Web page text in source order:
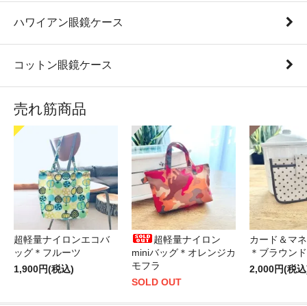
ハワイアン眼鏡ケース
コットン眼鏡ケース
売れ筋商品
超軽量ナイロンエコバ
ッグ＊フルーツ
1,900円(税込)
超軽量ナイロン
miniバッグ＊オレンジカ
モフラ
SOLD OUT
カード＆マ
＊ブラウン
2,000円(税